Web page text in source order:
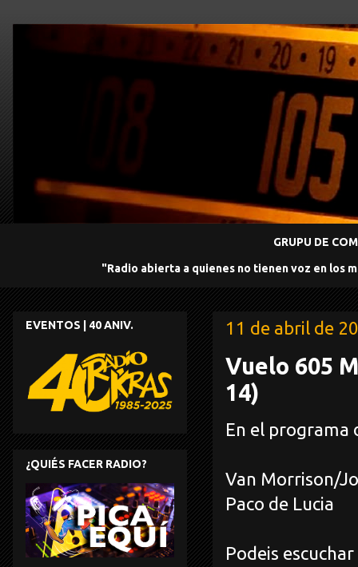
GRUPU DE
"Radio abierta a quienes no tienen voz en los
11 de abril de
Vuelo 605
14)
En el programa
Van Morrison/
Paco de Lucia
Podeis
EVENTOS | 40 ANIV.
¿QUIÉS FACER RADIO?